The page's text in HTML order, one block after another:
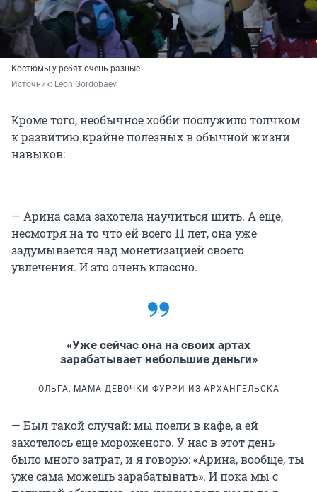
Костюмы у ребят очень разные
Источник: Leon Gordobaev
Кроме того, необычное хобби послужило толчком
к развитию крайне полезных в обычной жизни
навыков:
— Арина сама захотела научиться шить. А еще,
несмотря на то что ей всего 11 лет, она уже
задумывается над монетизацией своего
увлечения. И это очень классно.
«Уже сейчас она на своих артах
зарабатывает небольшие деньги»
ОЛЬГА, МАМА ДЕВОЧКИ-ФУРРИ ИЗ АРХАНГЕЛЬСКА
— Был такой случай: мы поели в кафе, а ей
захотелось еще мороженого. У нас в этот день
было много затрат, и я говорю: «Арина, вообще, ты
уже сама можешь зарабатывать». И пока мы с